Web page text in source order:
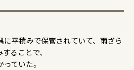
平積みで保管されていて、雨ざら
ることで、
ていた。